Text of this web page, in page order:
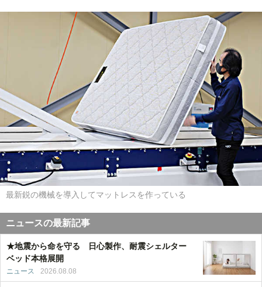
最新鋭の機械を導入してマットレスを作っている
ニュースの最新記事
★地震から命を守る 日心製作、耐震シェルター
ベッド本格展開
ニュース 2026.08.08